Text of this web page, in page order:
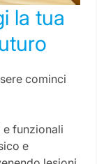
la tua
cominci
e funzionali
e